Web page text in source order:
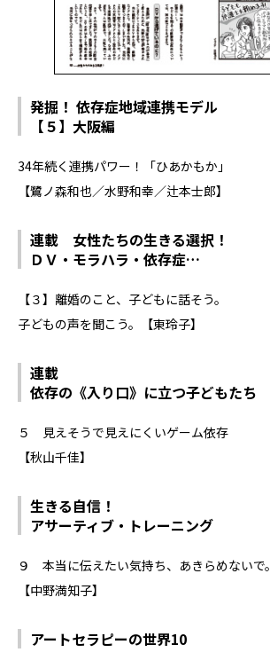
発掘！ 依存症地域連携モデル
【５】大阪編
34年続く連携パワー！「ひあかもか」
【鷺ノ森和也／水野和幸／辻本士郎】
連載 女性たちの生きる選択！
ＤＶ・モラハラ・依存症…
【３】離婚のこと、子どもに話そう。
子どもの声を聞こう。【東玲子】
連載
依存の《入り口》に立つ子どもたち
５ 見えそうで見えにくいゲーム依存
【秋山千佳】
生きる自信！
アサーティブ・トレーニング
９ 本当に伝えたい気持ち、あきらめないで。
【中野満知子】
アートセラピーの世界10